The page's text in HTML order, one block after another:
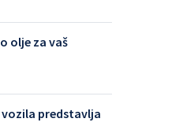
olje za vaš
predstavlja